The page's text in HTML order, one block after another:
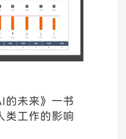
的未来》一书
类工作的影响